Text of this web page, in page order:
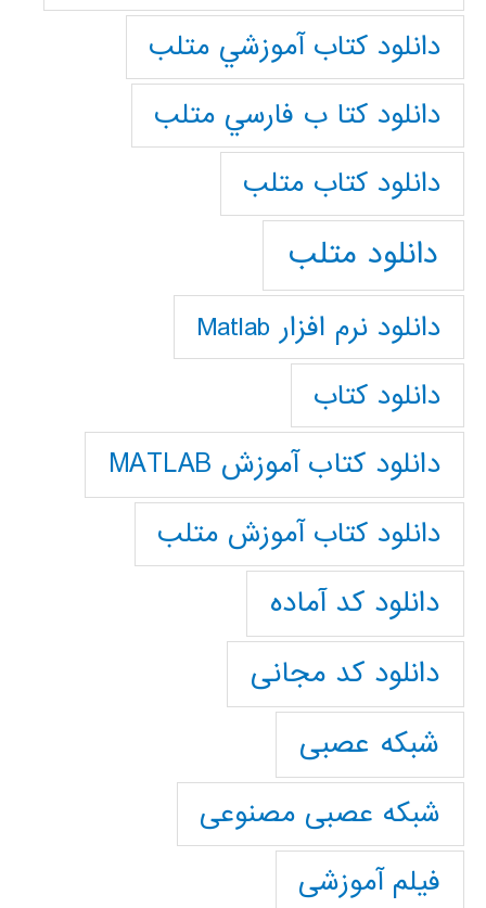
دانلود كتاب آموزشي متلب
دانلود كتا ب فارسي متلب
دانلود كتاب متلب
دانلود متلب
دانلود نرم افزار Matlab
دانلود کتاب
دانلود کتاب آموزش MATLAB
دانلود کتاب آموزش متلب
دانلود کد آماده
دانلود کد مجانی
شبکه عصبی
شبکه عصبی مصنوعی
فیلم آموزشی